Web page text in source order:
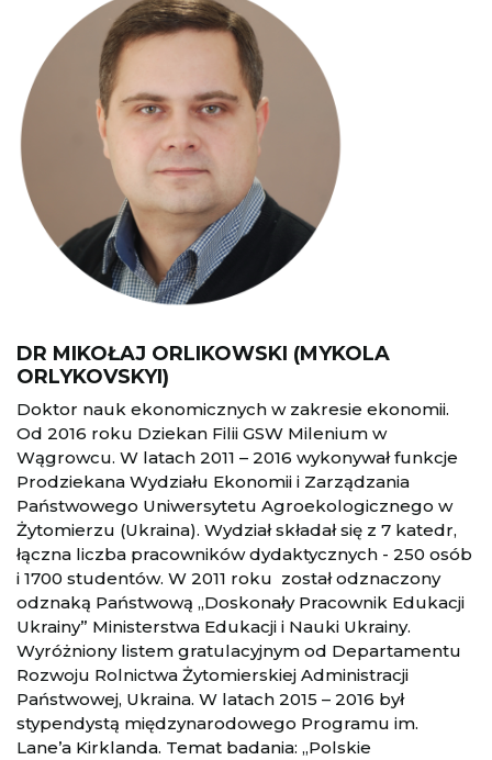
DR MIKOŁAJ ORLIKOWSKI (MYKOLA
ORLYKOVSKYI)
Doktor nauk ekonomicznych w zakresie ekonomii.
Od 2016 roku Dziekan Filii GSW Milenium w
Wągrowcu. W latach 2011 – 2016 wykonywał funkcje
Prodziekana Wydziału Ekonomii i Zarządzania
Państwowego Uniwersytetu Agroekologicznego w
Żytomierzu (Ukraina). Wydział składał się z 7 katedr,
łączna liczba pracowników dydaktycznych - 250 osób
i 1700 studentów. W 2011 roku został odznaczony
odznaką Państwową „Doskonały Pracownik Edukacji
Ukrainy” Ministerstwa Edukacji i Nauki Ukrainy.
Wyróżniony listem gratulacyjnym od Departamentu
Rozwoju Rolnictwa Żytomierskiej Administracji
Państwowej, Ukraina. W latach 2015 – 2016 był
stypendystą międzynarodowego Programu im.
Lane’a Kirklanda. Temat badania: „Polskie